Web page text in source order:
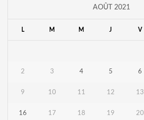
AOÛT 2021
L M M J V
2 3 4 5 6
9 10 11 12 13
16 17 18 19 20